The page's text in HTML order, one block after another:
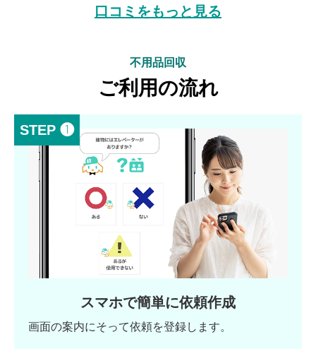
口コミをもっと見る
不用品回収
ご利用の流れ
STEP ❶
スマホで簡単に依頼作成
画面の案内にそって依頼を登録します。